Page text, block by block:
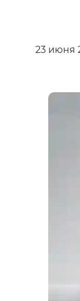
23 июня